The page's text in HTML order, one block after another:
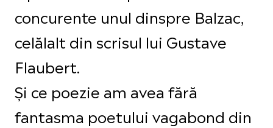
concurente unul dinspre Balzac,
celălalt din scrisul lui Gustave
Flaubert.
Și ce poezie am avea fără
fantasma poetului vagabond din